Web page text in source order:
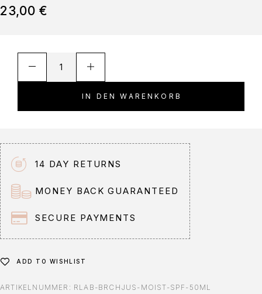
23,00 €
IN DEN WARENKORB
a
t
i
v
e
:
14 DAY RETURNS
MONEY BACK GUARANTEED
SECURE PAYMENTS
ADD TO WISHLIST
ARTIKELNUMMER: RLAB-BRCHJUS-MOIST-SPF-50ML